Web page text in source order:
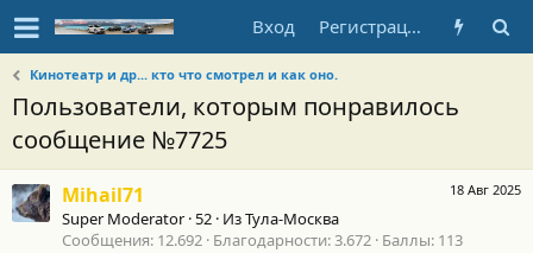
Вход Регистрация
Кинотеатр и др... кто что смотрел и как оно.
Пользователи, которым понравилось
сообщение №7725
18 Авг 2025
Mihail71
Super Moderator ·52 · ИзТула-Москва
Сообщения 12.692 Благодарности 3.672 Баллы 113